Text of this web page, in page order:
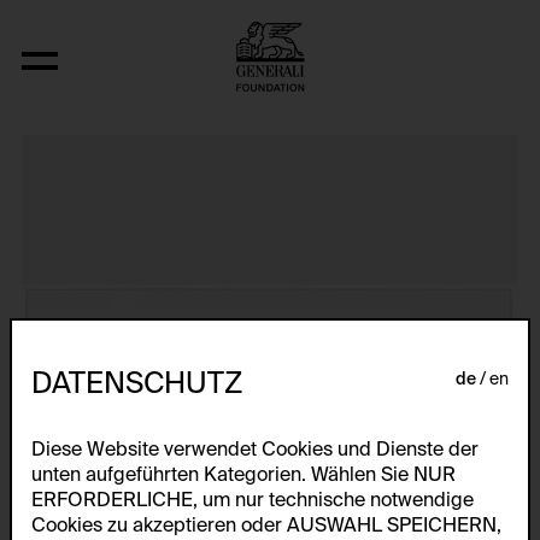
The Bowery in two inadequate
DATENSCHUTZ de en
Diese Website verwendet Cookies und Dienste der
unten aufgeführten Kategorien. Wählen Sie NUR
ERFORDERLICHE, um nur technische notwendige
Cookies zu akzeptieren oder AUSWAHL SPEICHERN,